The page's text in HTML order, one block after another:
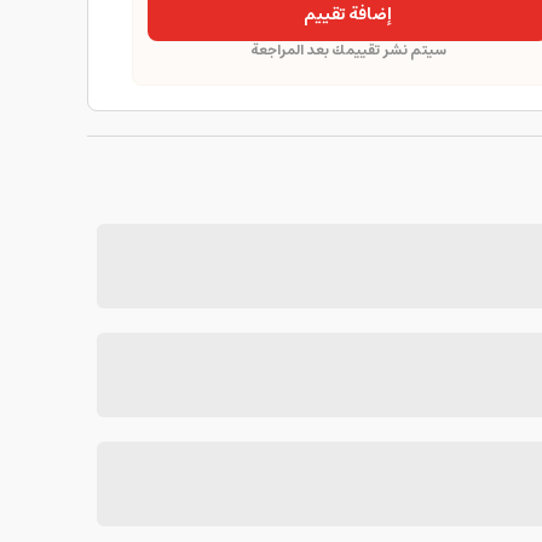
إضافة تقييم
سيتم نشر تقييمك بعد المراجعة